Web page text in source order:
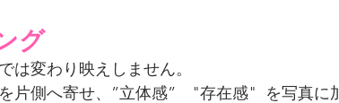
グ
は変わり映えしません。
片側へ寄せ、”立体感”　"存在感"  を写真に